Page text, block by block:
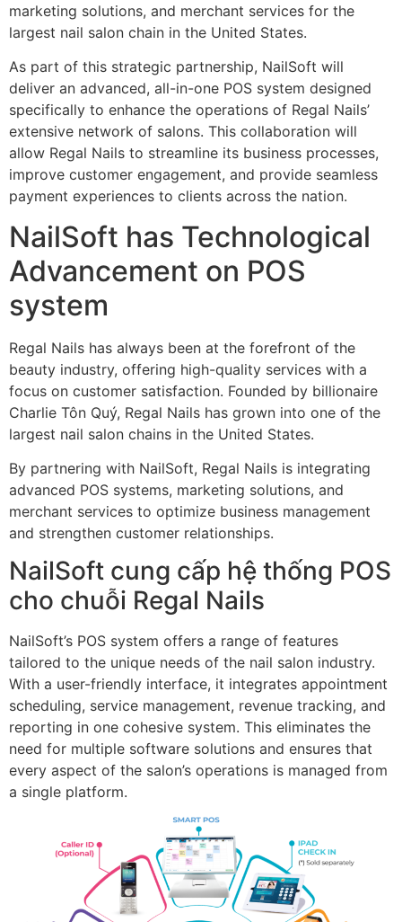
marketing solutions, and merchant services for the
largest nail salon chain in the United States.
As part of this strategic partnership, NailSoft will
deliver an advanced, all-in-one POS system designed
specifically to enhance the operations of Regal Nails’
extensive network of salons. This collaboration will
allow Regal Nails to streamline its business processes,
improve customer engagement, and provide seamless
payment experiences to clients across the nation.
NailSoft has Technological
Advancement on POS
system
Regal Nails has always been at the forefront of the
beauty industry, offering high-quality services with a
focus on customer satisfaction. Founded by billionaire
Charlie Tôn Quý, Regal Nails has grown into one of the
largest nail salon chains in the United States.
By partnering with NailSoft, Regal Nails is integrating
advanced POS systems, marketing solutions, and
merchant services to optimize business management
and strengthen customer relationships.
NailSoft cung cấp hệ thống POS
cho chuỗi Regal Nails​
NailSoft’s POS system offers a range of features
tailored to the unique needs of the nail salon industry.
With a user-friendly interface, it integrates appointment
scheduling, service management, revenue tracking, and
reporting in one cohesive system. This eliminates the
need for multiple software solutions and ensures that
every aspect of the salon’s operations is managed from
a single platform.